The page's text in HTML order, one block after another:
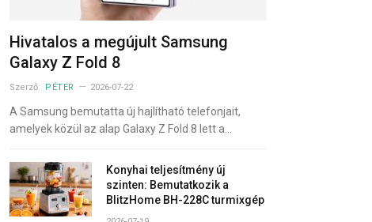
Hivatalos a megújult Samsung
Galaxy Z Fold 8
Szerző: PÉTER 2026-07-22
A Samsung bemutatta új hajlítható telefonjait,
amelyek közül az alap Galaxy Z Fold 8 lett a…
Konyhai teljesítmény új
szinten: Bemutatkozik a
BlitzHome BH-228C turmixgép